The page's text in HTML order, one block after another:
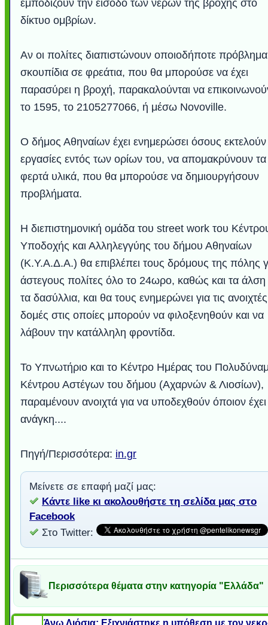
εμποδίζουν την είσοδο των νερών της βροχής στο
δίκτυο ομβρίων.
Αν οι πολίτες διαπιστώνουν οποιοδήποτε
σκουπίδια σε φρεάτια, που θα μπορούσε να έχει
παρασύρει η βροχή, παρακαλούνται να
το 1595, το 2105277066, ή μέσω Νovoville.
Ο δήμος Αθηναίων έχει ενημερώσει όσους εκτελούν
εργασίες εντός των ορίων του, να απομακρύνουν τα
φερτά υλικά, που θα μπορούσε να δημιουργήσουν
προβλήματα.
Η διεπιστημονική ομάδα του street work του
Υποδοχής και Αλληλεγγύης του δήμου Αθηναίων
(Κ.Υ.Α.Δ.Α.) θα επιβλέπει τους δρόμους της πόλης
άστεγους πολίτες όλο το 24ωρο, καθώς και τα άλση
τα δασύλλια, και θα τους ενημερώνει για τις ανοιχτές
δομές στις οποίες μπορούν να φιλοξενηθούν και να
λάβουν την κατάλληλη φροντίδα.
Το Υπνωτήριο και το Κέντρο Ημέρας του
Κέντρου Αστέγων του δήμου (Αχαρνών & Λιοσίων),
παραμένουν ανοιχτά για να υποδεχθούν όποιον έχει
ανάγκη....
Πηγή/Περισσότερα: in.gr
Μείνετε σε επαφή μαζί μας:
Κάντε like κι ακολουθήστε τη σελίδα μας στο
Facebook
Στο Twitter:
Περισσότερα θέματα στην κατηγορία "Ελλάδα"
Άνω Λιόσια: Εξιχνιάστηκε η υπόθεση με τον